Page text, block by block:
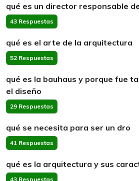
qué es un director responsable
43 Respuestas
qué es el arte de la arquitectura
52 Respuestas
qué es la bauhaus y porque fue
el diseño
29 Respuestas
qué se necesita para ser un dro
41 Respuestas
qué es la arquitectura y sus
43 Respuestas